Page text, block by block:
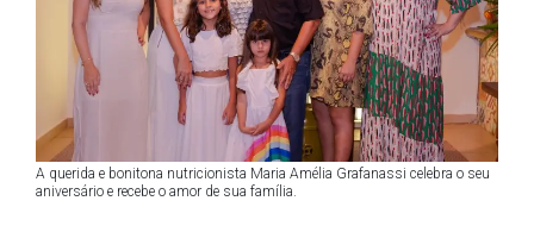
A querida e bonitona nutricionista Maria Amélia Grafanassi celebra o seu
aniversário e recebe o amor de sua família.